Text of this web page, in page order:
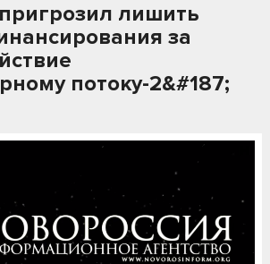
лишить
за
потоку-2&#187;